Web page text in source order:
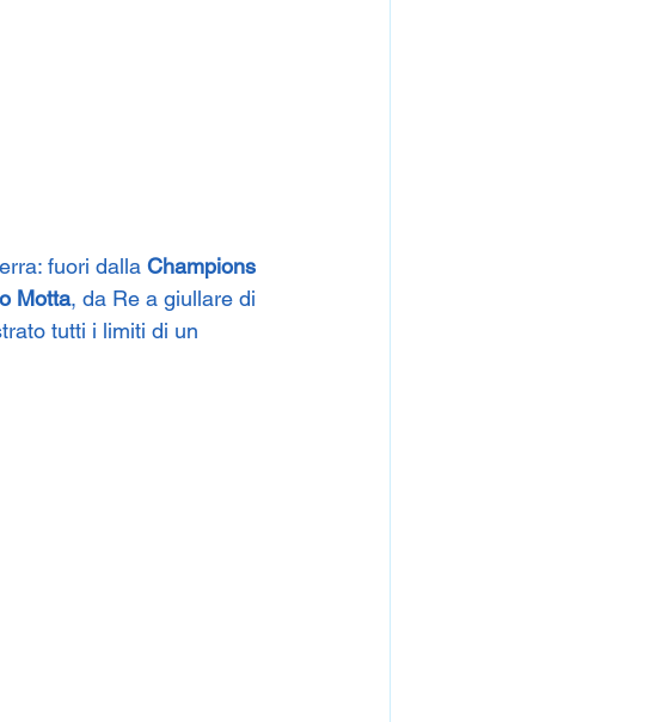
fuori dalla Champions
Motta, da Re a giullare di
tutti i limiti di un